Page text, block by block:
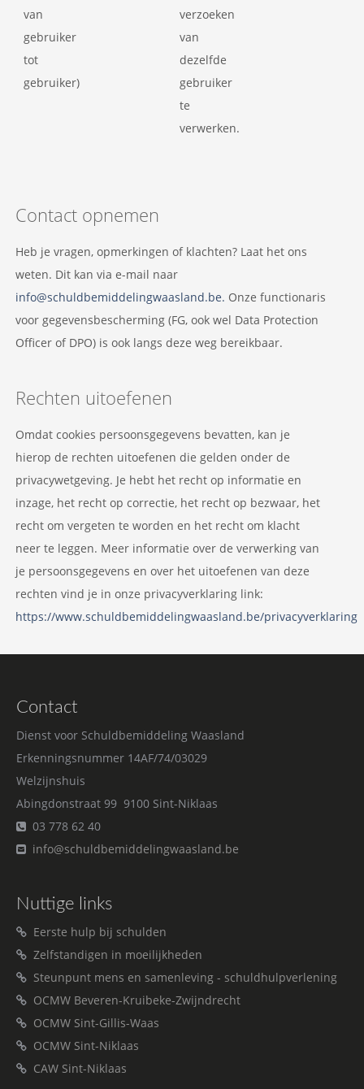
van
gebruiker
tot
gebruiker)
verzoeken
van
dezelfde
gebruiker
te
verwerken.
Contact opnemen
Heb je vragen, opmerkingen of klachten? Laat het ons
weten. Dit kan via e-mail naar
info@schuldbemiddelingwaasland.be. Onze functionaris
voor gegevensbescherming (FG, ook wel Data Protection
Officer of DPO) is ook langs deze weg bereikbaar.
Rechten uitoefenen
Omdat cookies persoonsgegevens bevatten, kan je
hierop de rechten uitoefenen die gelden onder de
privacywetgeving. Je hebt het recht op informatie en
inzage, het recht op correctie, het recht op bezwaar, het
recht om vergeten te worden en het recht om klacht
neer te leggen. Meer informatie over de verwerking van
je persoonsgegevens en over het uitoefenen van deze
rechten vind je in onze privacyverklaring link:
https://www.schuldbemiddelingwaasland.be/privacyverklaring
Contact
Dienst voor Schuldbemiddeling Waasland
Erkenningsnummer 14AF/74/03029
Welzijnshuis
Abingdonstraat 99 9100 Sint-Niklaas
03 778 62 40
info@schuldbemiddelingwaasland.be
Nuttige links
Eerste hulp bij schulden
Zelfstandigen in moeilijkheden
Steunpunt mens en samenleving - schuldhulpverlening
OCMW Beveren-Kruibeke-Zwijndrecht
OCMW Sint-Gillis-Waas
OCMW Sint-Niklaas
CAW Sint-Niklaas